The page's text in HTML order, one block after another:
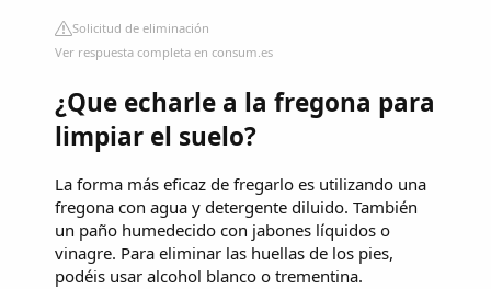
Solicitud de eliminación
Ver respuesta completa en consum.es
¿Que echarle a la fregona para
limpiar el suelo?
La forma más eficaz de fregarlo es utilizando una
fregona con agua y detergente diluido. También
un paño humedecido con jabones líquidos o
vinagre. Para eliminar las huellas de los pies,
podéis usar alcohol blanco o trementina.